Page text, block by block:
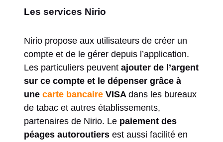
Les services Nirio
Nirio propose aux utilisateurs de créer un
compte et de le gérer depuis l’application.
Les particuliers peuvent ajouter de l’argent
sur ce compte et le dépenser grâce à
une carte bancaire VISA dans les bureaux
de tabac et autres établissements,
partenaires de Nirio. Le paiement des
péages autoroutiers est aussi facilité en